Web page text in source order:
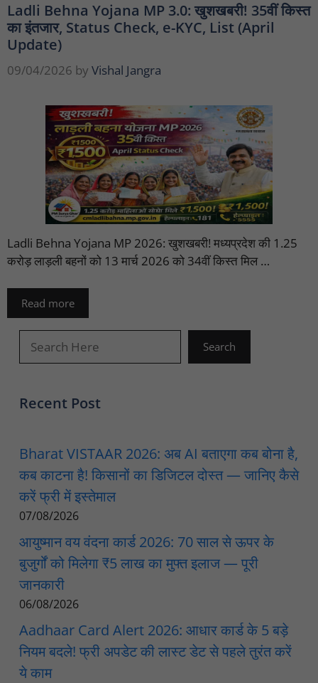
Ladli Behna Yojana MP 3.0: खुशखबरी! 35वीं किस्त
का इंतजार, Status Check, e-KYC, List (April
Update)
09/04/2026 by Vishal Jangra
Ladli Behna Yojana MP 2026: खुशखबरी! मध्यप्रदेश की 1.25
करोड़ लाड़ली बहनों को 13 मार्च 2026 को 34वीं किस्त मिल …
Read more
Search
Recent Post
Bharat VISTAAR 2026: अब AI बताएगा कब बोना है,
कब काटना है! किसानों का डिजिटल दोस्त — जानिए कैसे
करें फ्री में इस्तेमाल
07/08/2026
आयुष्मान वय वंदना कार्ड 2026: 70 साल से ऊपर के
बुजुर्गों को मिलेगा ₹5 लाख का मुफ्त इलाज — पूरी
जानकारी
06/08/2026
Aadhaar Card Alert 2026: आधार कार्ड के 5 बड़े
नियम बदले! फ्री अपडेट की लास्ट डेट से पहले तुरंत करें
ये काम